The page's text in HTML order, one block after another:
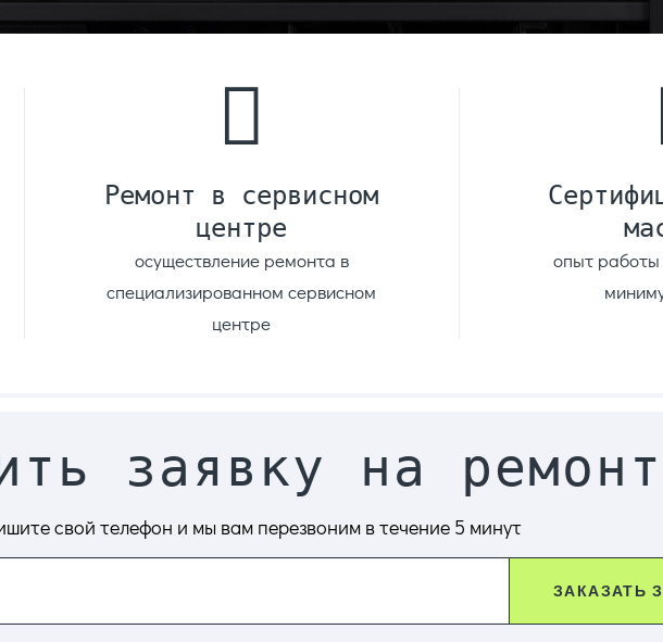
Ремонт в сервисном
центре
осуществление ремонта в
специализированном сервисном
центре
опыт
заявку на ремонт
свой телефон и мы вам перезвоним в течение 5 минут
ЗАКАЗАТЬ